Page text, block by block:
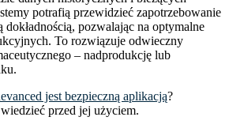
potrafią przewidzieć zapotrzebowanie
pozwalając na optymalne
To rozwiązuje odwieczny
– nadprodukcję lub
jest bezpieczną aplikacją?
przed jej użyciem.